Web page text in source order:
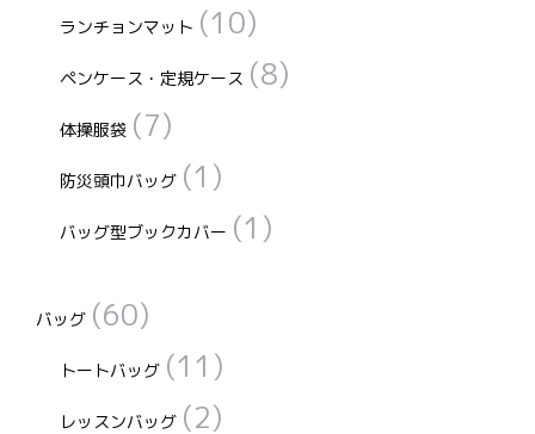
ランチョンマット (10)
ペンケース・定規ケース (8)
体操服袋 (7)
防災頭巾バッグ (1)
バッグ型ブックカバー (1)
バッグ (60)
トートバッグ (11)
レッスンバッグ (2)